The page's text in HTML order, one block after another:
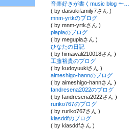
( by daisukifamily7さん )
mnm-yrtkのブログ
( by mnm-yrtkさん )
piapiaのブログ
( by megupiaさん )
ひなたの日記
( by himawali210018さん )
工藤裕貴のブログ
( by kudoyuukiさん )
aimeshigo-hannのブログ
( by aimeshigo-hannさん )
fandresena2022のブログ
( by fandresena2022さん )
ruriko767のブログ
( by ruriko767さん )
kiasddfのブログ
( by kiasddfさん )